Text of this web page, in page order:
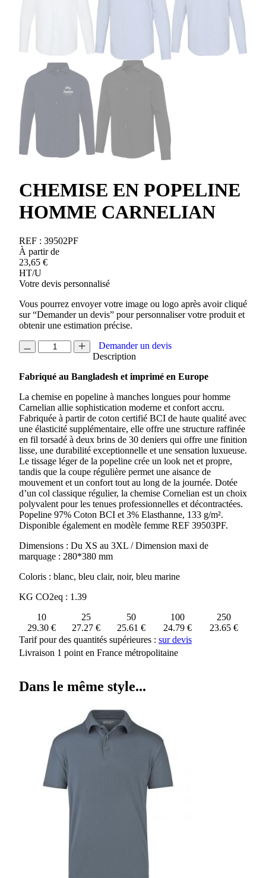
CHEMISE EN POPELINE
HOMME CARNELIAN
REF : 39502PF
À partir de
23,65 €
HT/U
Votre devis personnalisé
Vous pourrez envoyer votre image ou logo après avoir cliqué
sur “Demander un devis” pour personnaliser votre produit et
obtenir une estimation précise.
quantité
de
EN
HOMME
CARNELIAN
Demander un devis
Description
Fabriqué au Bangladesh et imprimé en Europe
La chemise en popeline à manches longues pour homme
Carnelian allie sophistication moderne et confort accru.
Fabriquée à partir de coton certifié BCI de haute qualité avec
une élasticité supplémentaire, elle offre une structure raffinée
en fil torsadé à deux brins de 30 deniers qui offre une finition
lisse, une durabilité exceptionnelle et une sensation luxueuse.
Le tissage léger de la popeline crée un look net et propre,
tandis que la coupe régulière permet une aisance de
mouvement et un confort tout au long de la journée. Dotée
d’un col classique régulier, la chemise Cornelian est un choix
polyvalent pour les tenues professionnelles et décontractées.
Popeline 97% Coton BCI et 3% Elasthanne, 133 g/m².
Disponible également en modèle femme REF 39503PF.
Dimensions : Du XS au 3XL / Dimension maxi de
marquage : 280*380 mm
Coloris : blanc, bleu clair, noir, bleu marine
KG CO2eq : 1.39
10
25 50 100
250
29.30 €
27.27 € 25.61 € 24.79 €
23.65 €
Tarif pour des quantités supérieures : sur devis
Livraison 1 point en France métropolitaine
Dans le même style...